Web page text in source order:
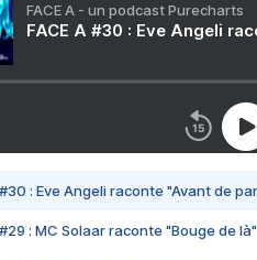
FACE A - un podcast Purecharts
FACE A #30 : Eve Angeli
#30 : Eve Angeli raconte "Avant de
#29 : MC Solaar raconte "Bouge de là"